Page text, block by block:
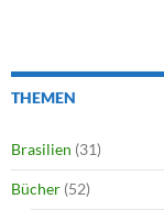
THEMEN
Brasilien (31)
Bücher (52)